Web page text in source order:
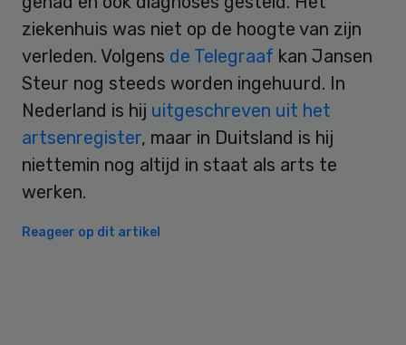
ziekenhuis was niet op de hoogte van zijn
verleden. Volgens de Telegraaf kan Jansen
Steur nog steeds worden ingehuurd. In
Nederland is hij uitgeschreven uit het
artsenregister, maar in Duitsland is hij
niettemin nog altijd in staat als arts te
werken.
Reageer op dit artikel